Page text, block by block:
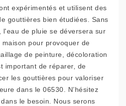
expérimentés et utilisent des
gouttières bien étudiées. Sans
l'eau de pluie se déversera sur
pour provoquer de
de peinture, décoloration
important de réparer, de
les gouttières pour valoriser
dans le 06530. N’hésitez
le besoin. Nous serons